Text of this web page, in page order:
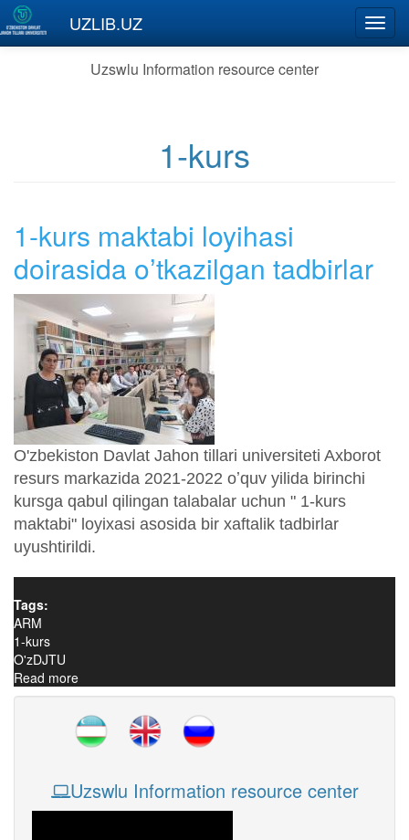
Skip to main content
UZLIB.UZ
Uzswlu Information resource center
1-kurs
1-kurs maktabi loyihasi
doirasida oʼtkazilgan tadbirlar
O'zbekiston Davlat Jahon tillari universiteti Axborot
resurs markazida 2021-2022 oʼquv yilida birinchi
kursga qabul qilingan talabalar uchun " 1-kurs
maktabi" loyixasi asosida bir xaftalik tadbirlar
uyushtirildi.
Tags:
ARM
1-kurs
O'zDJTU
Read more
tadbirlar
Uzswlu Information resource center